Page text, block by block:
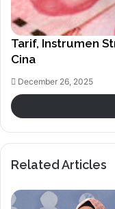
Tarif, Instrumen
Cina
December 26, 2025
Related Articles